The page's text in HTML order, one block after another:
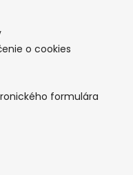
o cookies
formulára